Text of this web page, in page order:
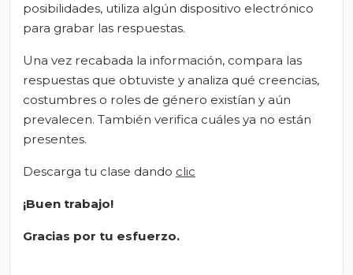
posibilidades, utiliza algún dispositivo electrónico
para grabar las respuestas.
Una vez recabada la información, compara las
respuestas que obtuviste y analiza qué creencias,
costumbres o roles de género existían y aún
prevalecen. También verifica cuáles ya no están
presentes.
Descarga tu clase dando clic
¡Buen trabajo!
Gracias por tu esfuerzo.